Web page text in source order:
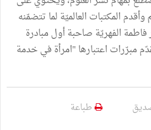
المكتبات العالميّة لما تتضمّنه
الفهريّة صاحبة أول مبادرة
مبرّرات اعتبارها "امرأة في خدمة
طباعة